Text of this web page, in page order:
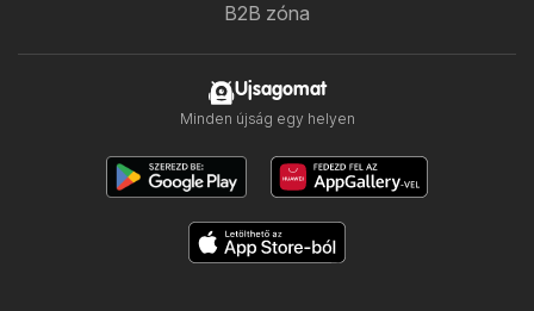
B2B zóna
Ujsagomat
Minden újság egy helyen